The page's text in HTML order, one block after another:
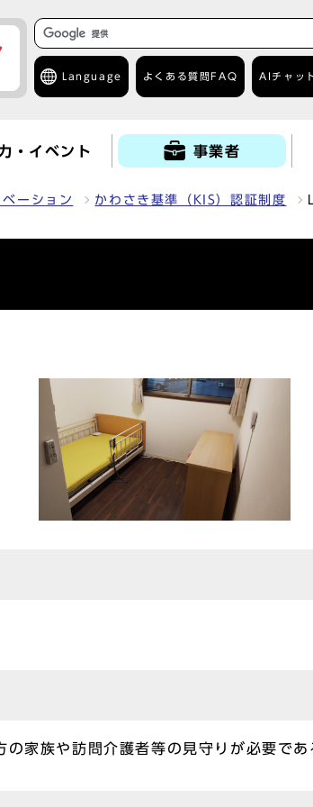
Language よくある質問 FAQ AIチャッ
・イベント 事業者
ーション かわさき基準（KIS）認証制度
家族や訪問介護者等の見守りが必要であ